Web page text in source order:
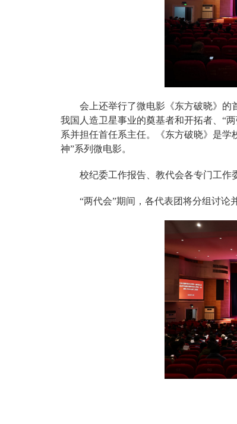
会上还举行了微电影《东方破晓》的
我国人造卫星事业的奠基者和开拓者、“
系并担任首任系主任。《东方破晓》是
神”系列微电影。
校纪委工作报告、教代会各专门工作
“两代会”期间，各代表团将分组讨论